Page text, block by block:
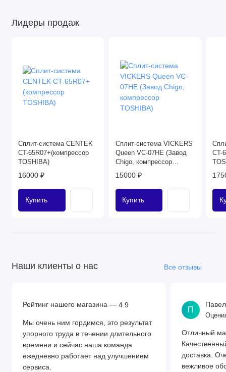
Лидеры продаж
Сплит-система CENTEK
CT-65R07+(компрессор
TOSHIBA)
16000 ₽
Купить
Сплит-система VICKERS
Queen VC-07HE (Завод
Chigo, компрессор
15000 ₽
Купить
CT-
Наши клиенты о нас Все отзывы
Рейтинг нашего магазина — 4.9
Мы очень ним гордимся, это результат
упорного труда в течении длительного
времени и сейчас наша команда
ежедневно работает над улучшением
сервиса.
П
Павел
Отличный
доставка.
вежливое